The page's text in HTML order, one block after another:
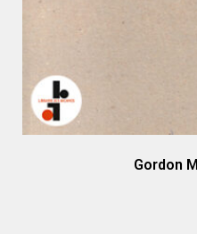
Gordon